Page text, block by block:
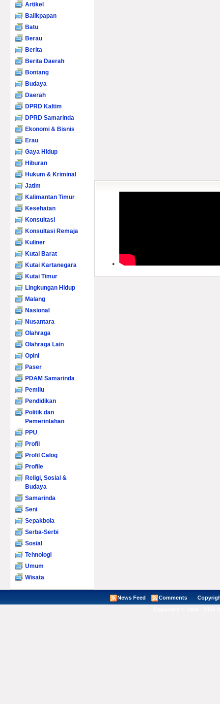
Artikel
Balikpapan
Batu
Berau
Berita
Berita Daerah
Bontang
Budaya
Daerah
DPRD Kaltim
DPRD Samarinda
Ekonomi & Bisnis
Erau
Gaya Hidup
Hiburan
Hukum & Kriminal
Jatim
Kalimantan Timur
Kesehatan
Konsultasi
Konsultasi Remaja
Kuliner
Kutai Barat
Kutai Kartanegara
Kutai Timur
Lingkungan Hidup
Malang
Nasional
Nusantara
Olahraga
Olahraga Lain
Opini
Paser
PDAM Samarinda
Pemilu
Pendidikan
Politik dan
Pemerintahan
PPU
Profil
Profil Calog
Profile
Religi, Sosial &
Budaya
Samarinda
Seni
Sepakbola
Serba-Serbi
Sosial
Tehnologi
Umum
Wisata
News Feed Comments Copyright